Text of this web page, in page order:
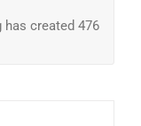
has created 476